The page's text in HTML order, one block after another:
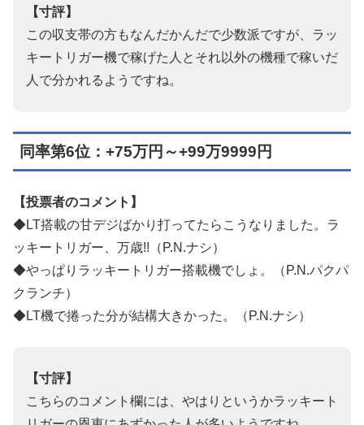
【寸評】
この収支帯の方もなんだかんだで少数派ですが、ラッ
キートリガー機で稼げた人とそれ以外の機種で稼いだ
人で分かれるようですね。
同率第6位：+75万円～+99万9999円
【投票者のコメント】
◆LT搭載の甘デジばかり打ってたらこうなりました。ラ
ッキートリガー、万歳!!（P.N.ナシ）
◆やっぱりラッキートリガー搭載機でしょ。（P.N.パクパ
クランチ）
◆LT機で捲った分が結構大きかった。（P.N.ナシ）
【寸評】
こちらのコメント欄には、やはりというかラッキート